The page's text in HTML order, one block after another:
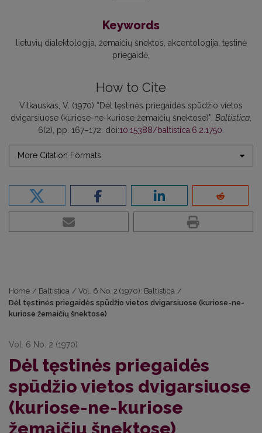
Keywords
lietuvių dialektologija žemaičių šnektos akcentologija tęstinė
priegaidė
How to Cite
Vitkauskas, V. (1970) “Dėl tęstinės priegaidės spūdžio vietos
dvigarsiuose (kuriose-ne-kuriose žemaičių šnektose)”, Baltistica,
6(2), pp. 167–172. doi:10.15388/baltistica.6.2.1750.
More Citation Formats
Home / Baltistica / Vol. 6 No. 2 (1970): Baltistica /
Dėl tęstinės priegaidės spūdžio vietos dvigarsiuose (kuriose-ne-
kuriose žemaičių šnektose)
Vol. 6 No. 2 (1970)
Dėl tęstinės priegaidės
spūdžio vietos dvigarsiuose
(kuriose-ne-kuriose
žemaičių šnektose)